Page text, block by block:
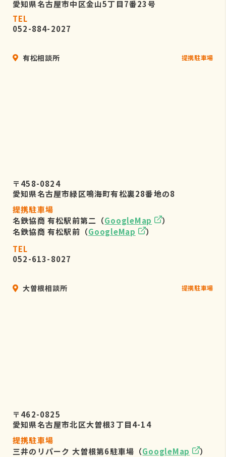
愛知県名古屋市中区金山5丁目7番23号
TEL
052-884-2027
有松相談所 提携駐車場
〒458-0824
愛知県名古屋市緑区鳴海町有松裏28番地の8
提携駐車場
名鉄協商 有松駅前第二（GoogleMap
）
名鉄協商 有松駅前（GoogleMap
）
TEL
052-613-8027
大曽根相談所 提携駐車場
〒462-0825
愛知県名古屋市北区大曽根3丁目4-14
提携駐車場
三井のリパーク 大曽根第6駐車場（GoogleMap
）